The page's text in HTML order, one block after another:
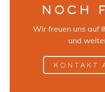
NOCH
Wir freuen uns auf
und
KONTAKT